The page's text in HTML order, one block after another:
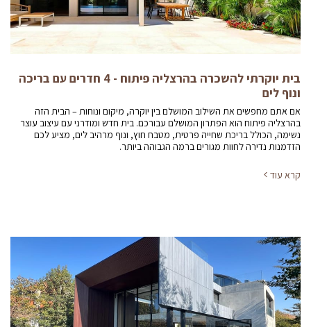
בית יוקרתי להשכרה בהרצליה פיתוח - 4 חדרים עם בריכה
ונוף לים
אם אתם מחפשים את השילוב המושלם בין יוקרה, מיקום ונוחות – הבית הזה
בהרצליה פיתוח הוא הפתרון המושלם עבורכם. בית חדש ומודרני עם עיצוב עוצר
נשימה, הכולל בריכת שחייה פרטית, מטבח חוץ, ונוף מרהיב לים, מציע לכם
הזדמנות נדירה לחוות מגורים ברמה הגבוהה ביותר.
קרא עוד